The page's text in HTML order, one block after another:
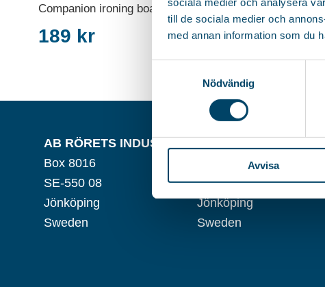
till de sociala medier och
med annan information som du
Nödvändig
Avvisa
Companion ironing board with...
189 kr
AB RÖRETS INDUSTRIER
Box 8016
SE-550 08
Jönköping
Sweden
Verktygsvägen 5
SE-553 02
Jönköping
Sweden